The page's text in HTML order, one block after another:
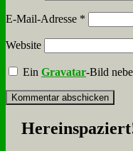
E-Mail-Adresse *
Website
EinGravatar-Bild